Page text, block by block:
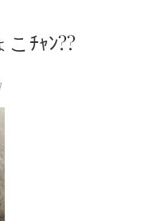
ﾁｬﾝ??